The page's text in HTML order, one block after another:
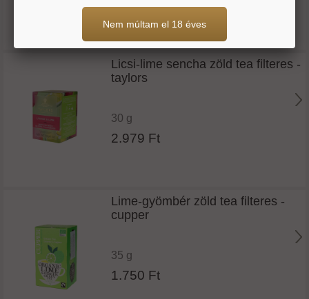
Licsi-lime sencha zöld tea filteres -
taylors
30 g
2.979 Ft
Lime-gyömbér zöld tea filteres -
cupper
35 g
1.750 Ft
Nem múltam el 18 éves